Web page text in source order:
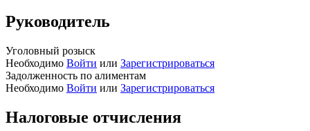
Руководитель
Уголовный розыск
Необходимо Войти или Зарегистрироваться
Задолженность по алиментам
Необходимо Войти или Зарегистрироваться
Налоговые отчисления